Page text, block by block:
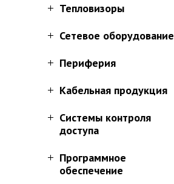
Тепловизоры
Сетевое оборудование
Периферия
Кабельная продукция
Системы контроля
доступа
Программное
обеспечение